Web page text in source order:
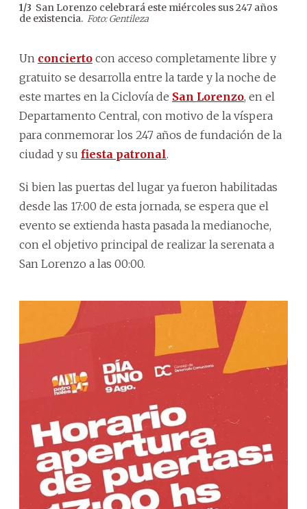
1/3 San Lorenzo celebrará este miércoles sus 247 años
de existencia. Foto: Gentileza
Un concierto con acceso completamente libre y
gratuito se desarrolla entre la tarde y la noche de
este martes en la Ciclovía de San Lorenzo, en el
Departamento Central, con motivo de la víspera
para conmemorar los 247 años de fundación de la
ciudad y su fiesta patronal.
Si bien las puertas del lugar ya fueron habilitadas
desde las 17:00 de esta jornada, se espera que el
evento se extienda hasta pasada la medianoche,
con el objetivo principal de realizar la serenata a
San Lorenzo a las 00:00.